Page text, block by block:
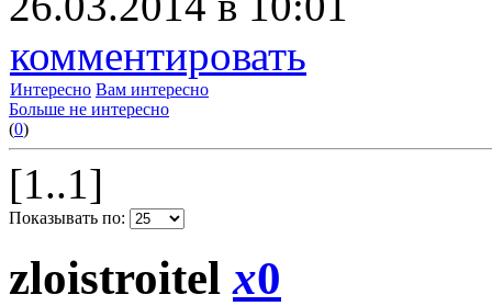
комментировать
Интересно Вам интересно
Больше не интересно
(0)
[1..1]
Показывать по:
zloistroitelx0